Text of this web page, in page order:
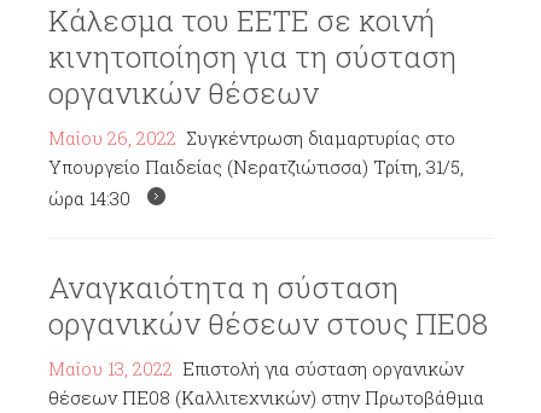
Κάλεσμα του ΕΕΤΕ σε κοινή
κινητοποίηση για τη σύσταση
οργανικών θέσεων
Μαΐου 26, 2022 Συγκέντρωση διαμαρτυρίας στο
Υπουργείο Παιδείας (Νερατζιώτισσα) Τρίτη, 31/5,
ώρα 14:30
Αναγκαιότητα η σύσταση
οργανικών θέσεων στους ΠΕ08
Μαΐου 13, 2022 Επιστολή για σύσταση οργανικών
θέσεων ΠΕ08 (Καλλιτεχνικών) στην Πρωτοβάθμια